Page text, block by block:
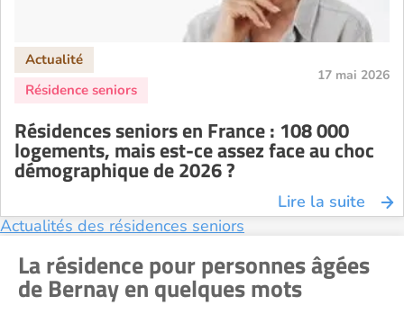
17 mai 2026
Résidences seniors en France : 108 000
logements, mais est-ce assez face au choc
démographique de 2026 ?
Lire la suite
Actualités des résidences seniors
La résidence pour personnes âgées
de Bernay en quelques mots